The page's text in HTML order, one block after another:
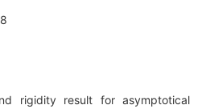
rigidity result for asymptotical